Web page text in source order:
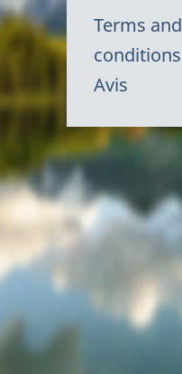
Terms and
conditions
Avis